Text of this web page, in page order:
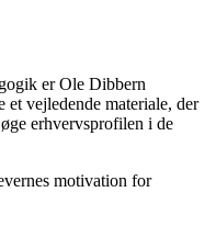
er Ole Dibbern
et vejledende materiale, der
erhvervsprofilen i de
motivation for